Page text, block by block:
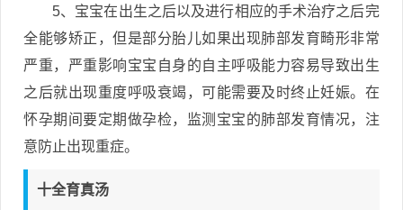
5、宝宝在出生之后以及进行相应的手术治疗之后完
全能够矫正，但是部分胎儿如果出现肺部发育畸形非常
严重，严重影响宝宝自身的自主呼吸能力容易导致出生
之后就出现重度呼吸衰竭，可能需要及时终止妊娠。在
怀孕期间要定期做孕检，监测宝宝的肺部发育情况，注
意防止出现重症。
十全育真汤